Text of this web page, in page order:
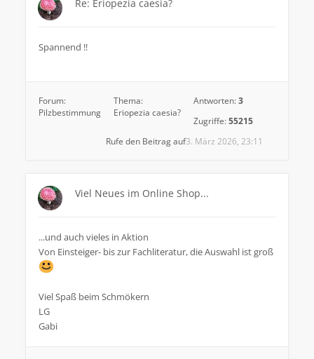
Re: Eriopezia caesia?
Spannend !!
Forum:
Pilzbestimmung
Thema:
Eriopezia caesia?
Antworten:3
Zugriffe:55215
3. März 2026, 23:11
Rufe den Beitrag auf
Viel Neues im Online Shop...
...und auch vieles in Aktion
Von Einsteiger- bis zur Fachliteratur, die Auswahl ist groß
Viel Spaß beim Schmökern
LG
Gabi